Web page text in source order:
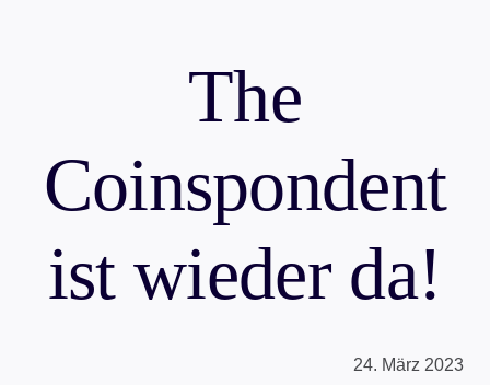
The
Coinspondent
ist wieder da!
24. März 2023